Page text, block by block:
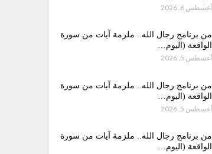
أغسطس 6, 2026
من برنامج رجال الله.. ملزمة آيات من سورة
الواقعة (اليوم…
أغسطس 5, 2026
من برنامج رجال الله.. ملزمة آيات من سورة
الواقعة (اليوم…
أغسطس 5, 2026
من برنامج رجال الله.. ملزمة آيات من سورة
الواقعة (اليوم…